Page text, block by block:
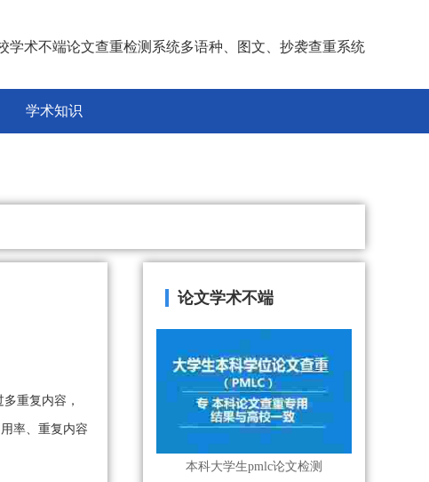
学术不端论文查重检测系统多语种、图文、抄袭查重系统
学术知识
重复内容，
率、重复内容
论文学术不端
本科大学生pmlc论文检测